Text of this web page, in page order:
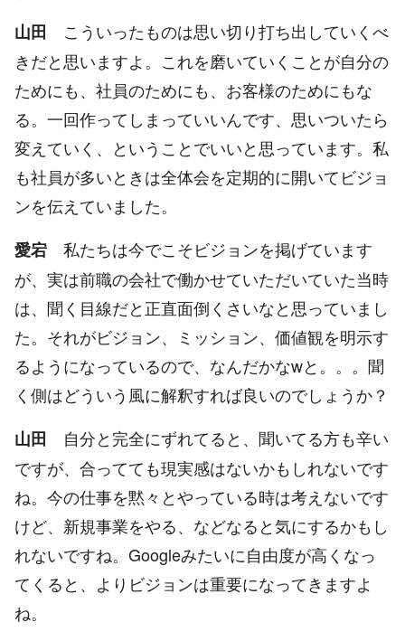
山田 こういったものは思い切り打ち出していくべ
きだと思いますよ。これを磨いていくことが自分の
ためにも、社員のためにも、お客様のためにもな
る。一回作ってしまっていいんです、思いついたら
変えていく、ということでいいと思っています。私
も社員が多いときは全体会を定期的に開いてビジョ
ンを伝えていました。
愛宕 私たちは今でこそビジョンを掲げています
が、実は前職の会社で働かせていただいていた当時
は、聞く目線だと正直面倒くさいなと思っていまし
た。それがビジョン、ミッション、価値観を明示す
るようになっているので、なんだかなwと。。。聞
く側はどういう風に解釈すれば良いのでしょうか？
山田 自分と完全にずれてると、聞いてる方も辛い
ですが、合ってても現実感はないかもしれないです
ね。今の仕事を黙々とやっている時は考えないです
けど、新規事業をやる、などなると気にするかもし
れないですね。Googleみたいに自由度が高くなっ
てくると、よりビジョンは重要になってきますよ
ね。